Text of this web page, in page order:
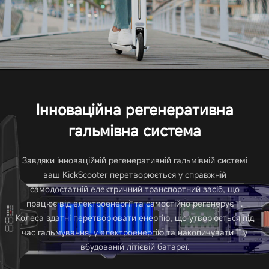
Інноваційна регенеративна
гальмівна система
Завдяки інноваційній регенеративній гальмівній системі
ваш KickScooter перетворюється у справжній
самодостатній електричний транспортний засіб, що
працює від електроенергії та самостійно регенерує її.
Колеса здатні перетворювати енергію, що утворюється під
час гальмування, у електроенергію та накопичувати її у
вбудованій літієвій батареї.
Сумісність
Моніторинг через додаток
Так
Управління через додаток
Bluetooth
Так
Технологія NFC (для розблокування)
Ні